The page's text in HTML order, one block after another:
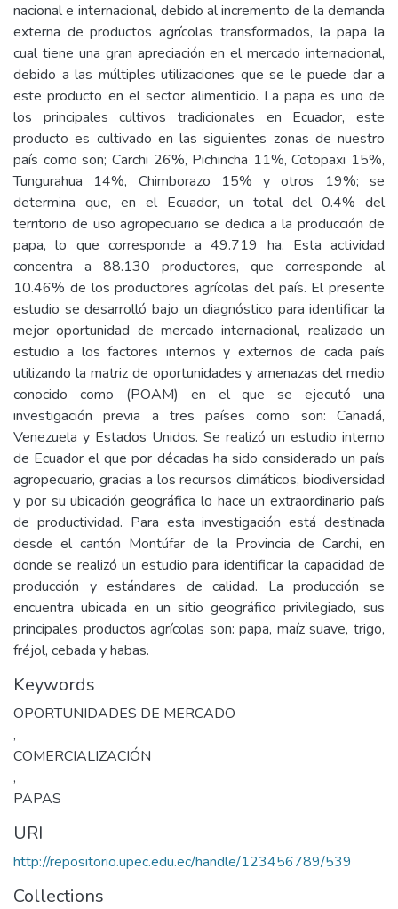
nacional e internacional, debido al incremento de la demanda
externa de productos agrícolas transformados, la papa la
cual tiene una gran apreciación en el mercado internacional,
debido a las múltiples utilizaciones que se le puede dar a
este producto en el sector alimenticio. La papa es uno de
los principales cultivos tradicionales en Ecuador, este
producto es cultivado en las siguientes zonas de nuestro
país como son; Carchi 26%, Pichincha 11%, Cotopaxi 15%,
Tungurahua 14%, Chimborazo 15% y otros 19%; se
determina que, en el Ecuador, un total del 0.4% del
territorio de uso agropecuario se dedica a la producción de
papa, lo que corresponde a 49.719 ha. Esta actividad
concentra a 88.130 productores, que corresponde al
10.46% de los productores agrícolas del país. El presente
estudio se desarrolló bajo un diagnóstico para identificar la
mejor oportunidad de mercado internacional, realizado un
estudio a los factores internos y externos de cada país
utilizando la matriz de oportunidades y amenazas del medio
conocido como (POAM) en el que se ejecutó una
investigación previa a tres países como son: Canadá,
Venezuela y Estados Unidos. Se realizó un estudio interno
de Ecuador el que por décadas ha sido considerado un país
agropecuario, gracias a los recursos climáticos, biodiversidad
y por su ubicación geográfica lo hace un extraordinario país
de productividad. Para esta investigación está destinada
desde el cantón Montúfar de la Provincia de Carchi, en
donde se realizó un estudio para identificar la capacidad de
producción y estándares de calidad. La producción se
encuentra ubicada en un sitio geográfico privilegiado, sus
principales productos agrícolas son: papa, maíz suave, trigo,
fréjol, cebada y habas.
Keywords
OPORTUNIDADES DE MERCADO
,
COMERCIALIZACIÓN
,
PAPAS
URI
http://repositorio.upec.edu.ec/handle/123456789/539
Collections